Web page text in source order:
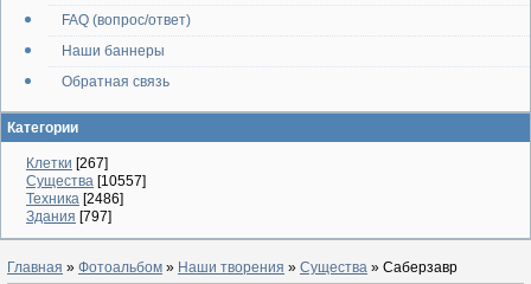
FAQ (вопрос/ответ)
Наши баннеры
Обратная связь
Категории
Клетки [267]
Существа [10557]
Техника [2486]
Здания [797]
Главная » Фотоальбом » Наши творения » Существа » Саберзавр